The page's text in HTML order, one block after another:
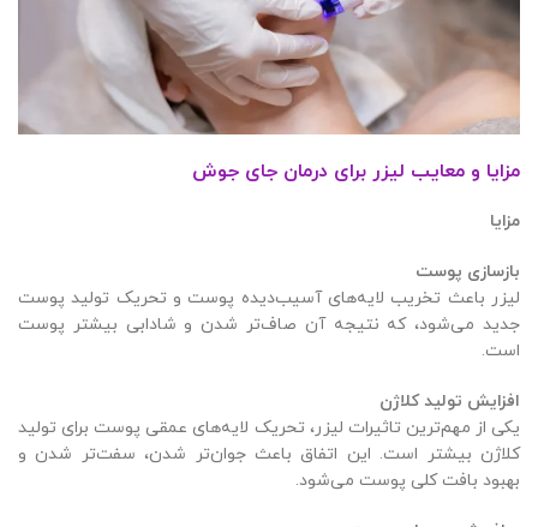
مزایا و معایب لیزر برای درمان جای جوش
مزایا
بازسازی پوست
لیزر باعث تخریب لایه‌های آسیب‌دیده پوست و تحریک تولید پوست
جدید می‌شود، که نتیجه آن صاف‌تر شدن و شادابی بیشتر پوست
است.
افزایش تولید کلاژن
یکی از مهم‌ترین تاثیرات لیزر، تحریک لایه‌های عمقی پوست برای تولید
کلاژن بیشتر است. این اتفاق باعث جوان‌تر شدن، سفت‌تر شدن و
بهبود بافت کلی پوست می‌شود.